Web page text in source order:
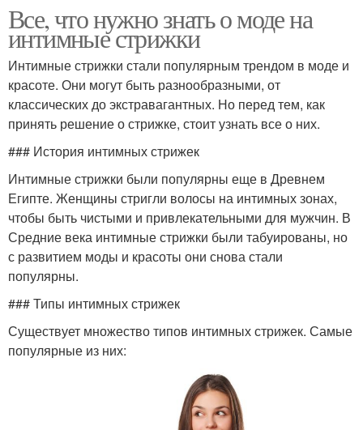
Все, что нужно знать о моде на
интимные стрижки
Интимные стрижки стали популярным трендом в моде и
красоте. Они могут быть разнообразными, от
классических до экстравагантных. Но перед тем, как
принять решение о стрижке, стоит узнать все о них.
### История интимных стрижек
Интимные стрижки были популярны еще в Древнем
Египте. Женщины стригли волосы на интимных зонах,
чтобы быть чистыми и привлекательными для мужчин. В
Средние века интимные стрижки были табуированы, но
с развитием моды и красоты они снова стали
популярны.
### Типы интимных стрижек
Существует множество типов интимных стрижек. Самые
популярные из них: